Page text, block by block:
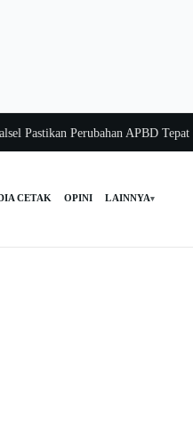
Perubahan APBD Tepat Sasaran
CETAK OPINI LAINNYA▾